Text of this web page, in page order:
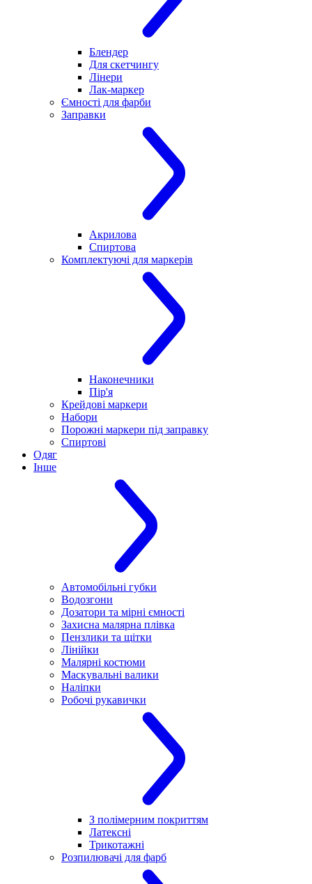
Блендер
Для скетчингу
Лінери
Лак-маркер
Ємності для фарби
Заправки
Акрилова
Спиртова
Комплектуючі для маркерів
Наконечники
Пір'я
Крейдові маркери
Набори
Порожні маркери під заправку
Спиртові
Одяг
Інше
Автомобільні губки
Водозгони
Дозатори та мірні ємності
Захисна малярна плівка
Пензлики та щітки
Лінійки
Малярні костюми
Маскувальні валики
Наліпки
Робочі рукавички
З полімерним покриттям
Латексні
Трикотажні
Розпилювачі для фарб